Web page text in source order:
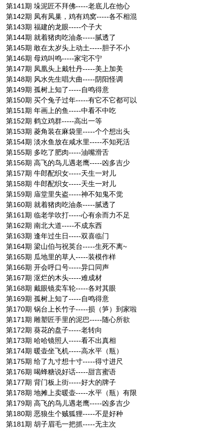
第141期 垛泥匠不拜佛-----老底儿在他心
第142期 凤有凤巢，鸡有鸡窝-----各不相混
第143期 福建的龙眼-----个子大
第144期 就着猪肉吃油条-----腻透了
第145期 敢在太岁头上动土-----胆子不小
第146期 母鸡叫鸣-----家宅不宁
第147期 凤凰头上戴牡丹-----美上加美
第148期 风水先生唱大曲-----阴阳怪调
第149期 孤树上知了-----自鸣得意
第150期 买个兔子过年-----有它不它都可以
第151期 年画上的鱼-----中看不中吃
第152期 鹤立鸡群-----高出一等
第153期 菱角装在麻袋里-----个个想出头
第154期 淡水鱼放在咸水里-----不知死活
第155期 多吃了肥肉-----油嘴滑舌
第156期 高飞的鸟儿遇老鹰-----凶多吉少
第157期 牛郎配织女-----天生一对儿
第158期 牛郎配织女-----天生一对儿
第159期 庙堂里失盗-----神不知鬼不觉
第160期 就着猪肉吃油条-----腻透了
第161期 临老学吹打-----心有余而力不足
第162期 南北大道-----不成东西
第163期 逢年过生日-----双喜临门
第164期 梁山伯与祝英台-----生死不离~
第165期 瓜地里的草人-----装模作样
第166期 开会呼口号-----异口同声
第167期 沤烂的木头-----难成材
第168期 戴眼镜卖车轮-----各对其眼
第169期 孤树上知了-----自鸣得意
第170期 锅台上长竹子-----损（笋）到家啦
第171期 雕塑匠手里的泥巴-----随心所欲
第172期 葵花的盘子-----老转向
第173期 哈哈镜照人-----看不出真相
第174期 暖壶坐飞机-----高水平（瓶）
第175期 给了九寸想十寸-----得寸进尺
第176期 喝蜂糖说好话-----甜言蜜语
第177期 背门板上街-----好大的牌子
第178期 地摊上卖暖壶-----水平（瓶）有限
第179期 高飞的鸟儿遇老鹰-----凶多吉少
第180期 恶狼生个贼狐狸-----不是好种
第181期 胡子眉毛一把抓-----无主次